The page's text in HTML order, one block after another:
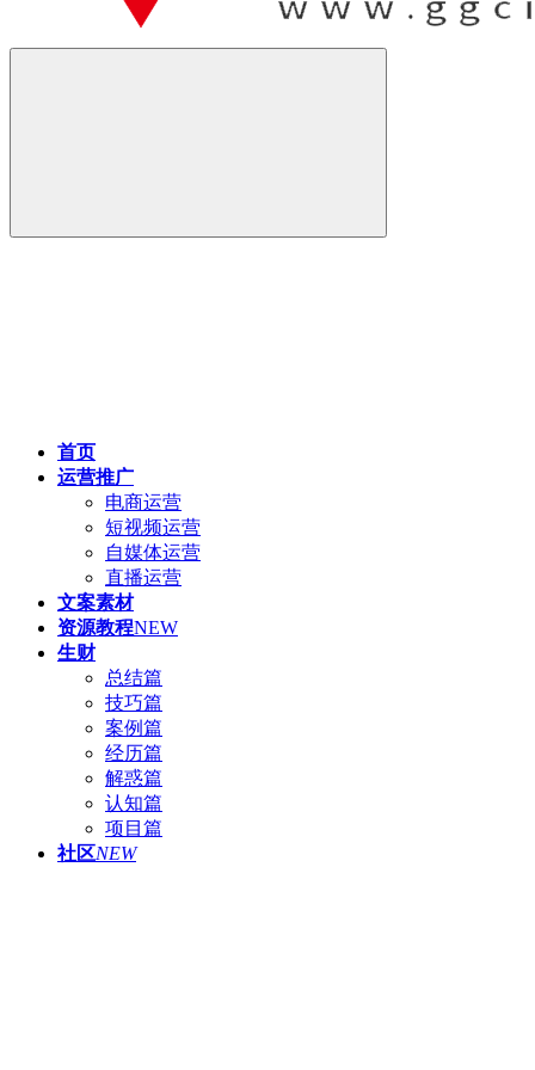
首页
运营推广
电商运营
短视频运营
自媒体运营
直播运营
文案素材
资源教程NEW
生财
总结篇
技巧篇
案例篇
经历篇
解惑篇
认知篇
项目篇
社区NEW